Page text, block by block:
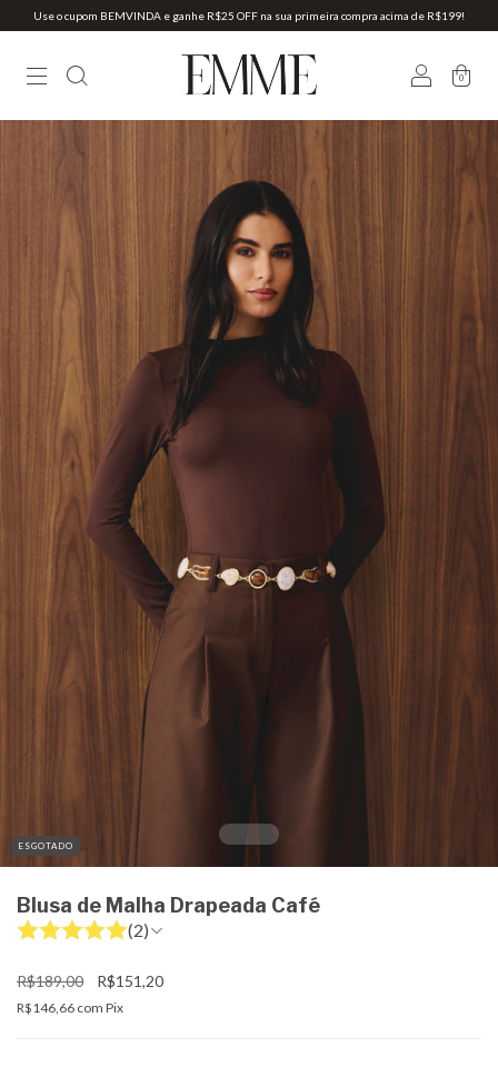
Use o cupom BEMVINDA e ganhe R$25 OFF na sua primeira compra acima de R$199!
0
ESGOTADO
Blusa de Malha Drapeada Café
(2)
R$189,00 R$151,20
R$146,66 com Pix